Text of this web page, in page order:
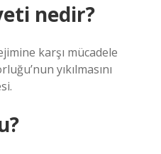
nedir?
karşı mücadele
yıkılmasını